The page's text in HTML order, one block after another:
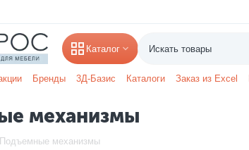
Каталог
Бренды 3Д-Базис Каталоги Заказ из Excel
механизмы
Подъемные механизмы